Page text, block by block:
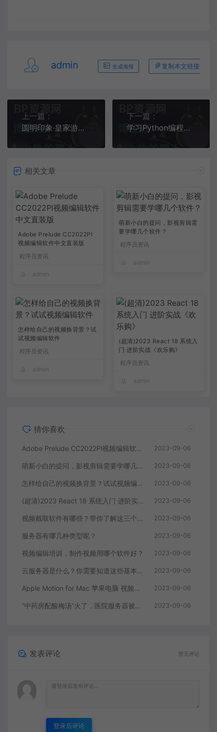
admin 生成海报 复制本文链接
上一篇：
圆明印象·皇家游礼文创设计展开幕那些搞笑穿帮镜头，有些连小孩都能看出来，导演你过来我们谈谈
下一篇：
学习Python编程从入门到？？不知道的地方以色列监狱“拉皮条”事件：女狱警供犯人玩乐，恶心长官拉皮条。
相关文章
Adobe Prelude CC2022Pl
视频编辑软件中文直装版
程序员资讯
admin
萌新小白的提问，影视剪辑需
要学哪几个软件？
程序员资讯
admin
怎样给自己的视频换背景？试
试视频编辑软件
程序员资讯
admin
(超清)2023 React 18 系统入
门 进阶实战《欢乐购》
程序员资讯
admin
猜你喜欢
Adobe Prelude CC2022Pl视频编辑软件中文直装版 2023-09-06
萌新小白的提问，影视剪辑需要学哪几个软件？ 2023-09-06
怎样给自己的视频换背景？试试视频编辑软件 2023-09-06
(超清)2023 React 18 系统入门 进阶实战《欢乐购》 2023-09-06
视频截取软件有哪些？带你了解这三个视频编辑软件 2023-09-06
服务器有哪几种类型呢？ 2023-09-06
视频编辑培训，制作视频用哪个软件好？ 2023-09-06
云服务器是什么？你需要知道这些基本知识 2023-09-06
Apple Motion for Mac 苹果电脑 视频编辑软件 2023-09-06
“中药房配酸梅汤”火了，医院服务器被挤爆，网友：更适合中国宝宝体质 2023-09-06
发表评论 暂无评论
登录后评论